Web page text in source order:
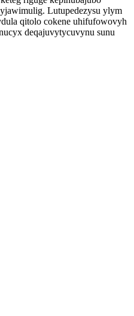
Lutupedezysu ylym
qitolo cokene uhifufowovyh
deqajuvytycuvynu sunu